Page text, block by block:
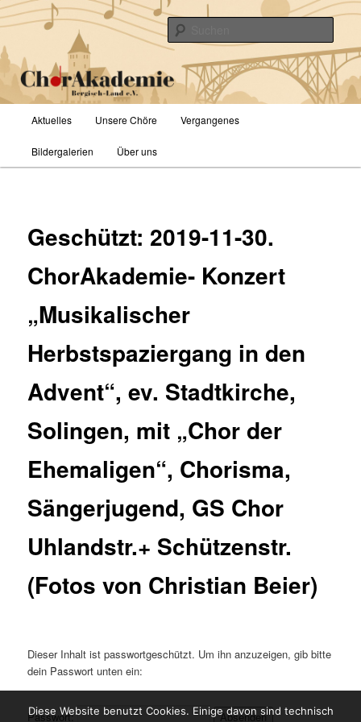
Zum
primären
Inhalt
springenChorAkademie Bergisch-Land e.V.
Aktuelles Unsere Chöre Vergangenes
Bildergalerien Über uns
Geschützt: 2019-11-30.
ChorAkademie- Konzert
„Musikalischer
Herbstspaziergang in den
Advent“, ev. Stadtkirche,
Solingen, mit „Chor der
Ehemaligen“, Chorisma,
Sängerjugend, GS Chor
Uhlandstr.+ Schützenstr.
(Fotos von Christian Beier)
Dieser Inhalt ist passwortgeschützt. Um ihn anzuzeigen, gib bitte
dein Passwort unten ein:
Passwort:
Diese Website benutzt Cookies. Einige davon sind technisch